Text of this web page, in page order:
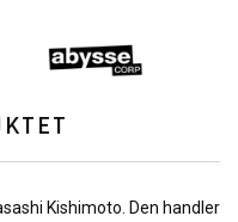
Kishimoto. Den handler